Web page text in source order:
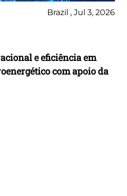
Brazil , Jul 3, 2026
e eficiência em
com apoio da